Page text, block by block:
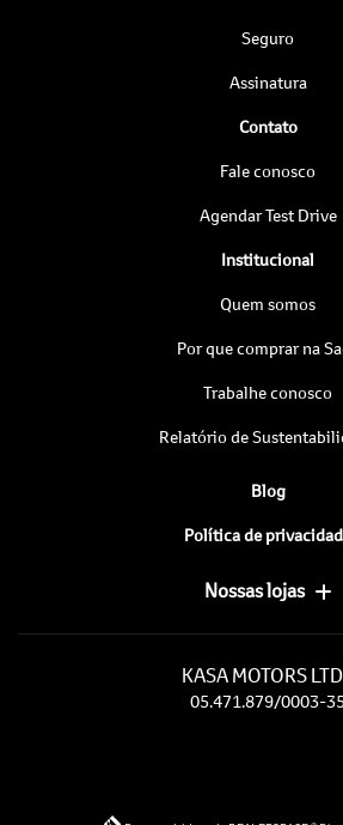
Seguro
Assinatura
Contato
Fale conosco
Agendar Test Drive
Institucional
Quem somos
Por que comprar na
Trabalhe conosco
Relatório de
Blog
Política de
Nossas lojas
KASA MOTORS
05.471.879/0003-